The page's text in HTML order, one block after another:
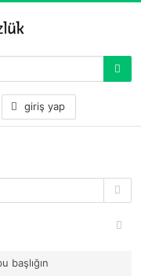
giriş yap
başlığın